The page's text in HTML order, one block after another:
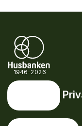
1946-2026
Snarveier